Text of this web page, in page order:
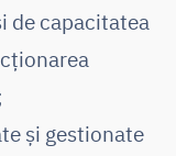
de capacitatea
și gestionate